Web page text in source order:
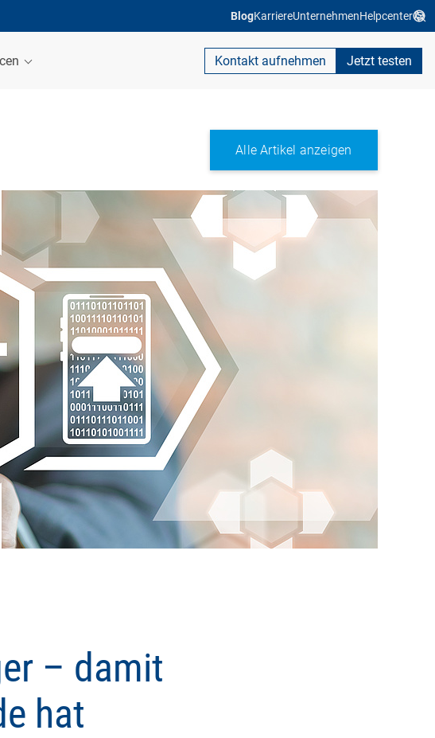
BlogKarriereUnternehmenHelpcenter
Kontakt aufnehmen Jetzt testen
Alle Artikel anzeigen
– damit
hat